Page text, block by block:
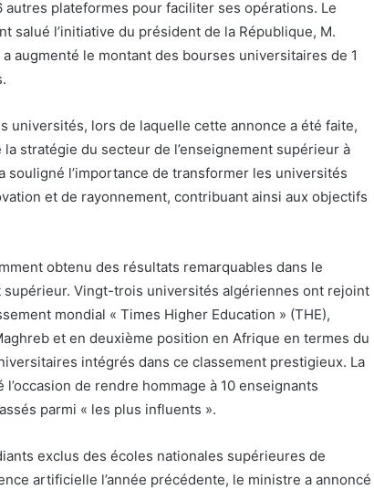
plateformes pour faciliter ses opérations. Le
salué l’initiative du président de la République, M.
augmenté le montant des bourses universitaires de 1
universités, lors de laquelle cette annonce a été faite,
stratégie du secteur de l’enseignement supérieur à
souligné l’importance de transformer les universités
et de rayonnement, contribuant ainsi aux objectifs
obtenu des résultats remarquables dans le
supérieur. Vingt-trois universités algériennes ont rejoint
mondial « Times Higher Education » (THE),
et en deuxième position en Afrique en termes du
intégrés dans ce classement prestigieux. La
de rendre hommage à 10 enseignants
parmi « les plus influents ».
exclus des écoles nationales supérieures de
artificielle l’année précédente, le ministre a annoncé